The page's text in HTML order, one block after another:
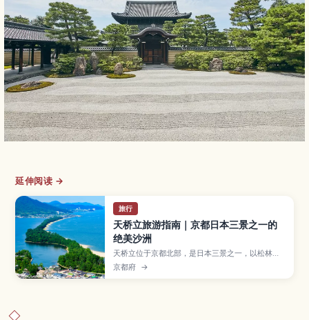
延伸阅读 →
旅行
天桥立旅游指南｜京都日本三景之一的
绝美沙洲
天桥立位于京都北部，是日本三景之一，以松林覆
盖的细长沙洲和倒映在海面的景色闻名。本文将为
你介绍最佳观景台、骑行路线和海鲜美食，以及从
京都府 →